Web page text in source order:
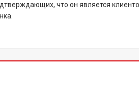
что он является